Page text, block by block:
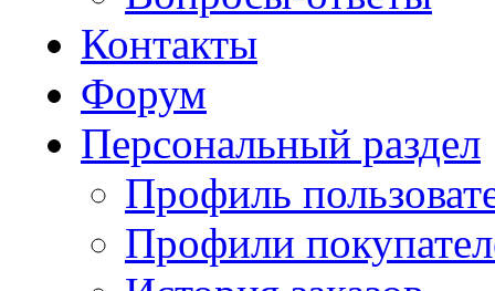
Контакты
Форум
Персональный раздел
Профиль
Профили